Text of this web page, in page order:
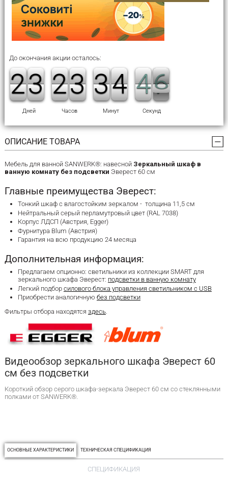
До окончания акции осталось:
Дней
1
1
2
22
2
3
3
Часов
1
1
2
22
2
3
3
Минут
2
2
3
35
4
4
Секунд
5
4
46
6
5
ОПИСАНИЕ ТОВАРА
Мебель для ванной SANWERK®: навесной Зеркальный шкаф в
ванную комнату без подсветки Эверест 60 см
Главные преимущества Эверест:
Тонкий шкаф с влагостойким зеркалом - толщина 11,5 см
Нейтральный серый перламутровый цвет (RAL 7038)
Корпус ЛДСП (Австрия, Egger)
Фурнитура Blum (Австрия)
Гарантия на всю продукцию 24 месяца
Дополнительная информация:
Предлагаем опционно: светильники из коллекции SMART для
зеркального шкафа Эверест: подсветки в ванную комнату
Легкий подбор силового блока управления светильником с USB
Приобрести аналогичную без подсветки
Фильтры отбора находятся здесь.
Видеообзор зеркального шкафа Эверест 60
см без подсветки
Короткий обзор серого шкафа-зеркала Эверест 60 см со стеклянными
полками от SANWERK®.
ОСНОВНЫЕ ХАРАКТЕРИСТИКИ ТЕХНИЧЕСКАЯ СПЕЦИФИКАЦИЯ
СПЕЦИФИКАЦИЯ